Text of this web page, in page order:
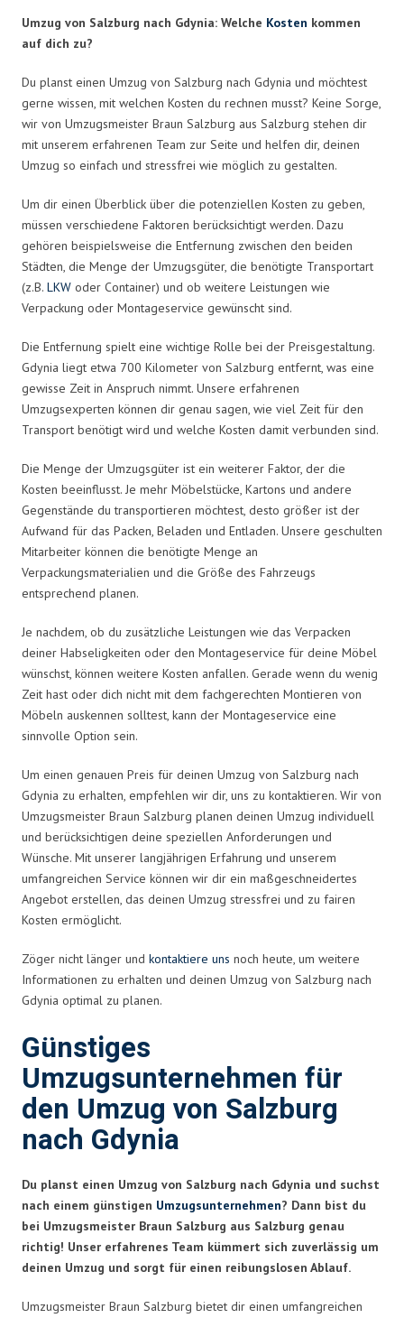
Umzug von Salzburg nach Gdynia: Welche Kosten kommen
auf dich zu?
Du planst einen Umzug von Salzburg nach Gdynia und möchtest
gerne wissen, mit welchen Kosten du rechnen musst? Keine Sorge,
wir von Umzugsmeister Braun Salzburg aus Salzburg stehen dir
mit unserem erfahrenen Team zur Seite und helfen dir, deinen
Umzug so einfach und stressfrei wie möglich zu gestalten.
Um dir einen Überblick über die potenziellen Kosten zu geben,
müssen verschiedene Faktoren berücksichtigt werden. Dazu
gehören beispielsweise die Entfernung zwischen den beiden
Städten, die Menge der Umzugsgüter, die benötigte Transportart
(z.B. LKW oder Container) und ob weitere Leistungen wie
Verpackung oder Montageservice gewünscht sind.
Die Entfernung spielt eine wichtige Rolle bei der Preisgestaltung.
Gdynia liegt etwa 700 Kilometer von Salzburg entfernt, was eine
gewisse Zeit in Anspruch nimmt. Unsere erfahrenen
Umzugsexperten können dir genau sagen, wie viel Zeit für den
Transport benötigt wird und welche Kosten damit verbunden sind.
Die Menge der Umzugsgüter ist ein weiterer Faktor, der die
Kosten beeinflusst. Je mehr Möbelstücke, Kartons und andere
Gegenstände du transportieren möchtest, desto größer ist der
Aufwand für das Packen, Beladen und Entladen. Unsere geschulten
Mitarbeiter können die benötigte Menge an
Verpackungsmaterialien und die Größe des Fahrzeugs
entsprechend planen.
Je nachdem, ob du zusätzliche Leistungen wie das Verpacken
deiner Habseligkeiten oder den Montageservice für deine Möbel
wünschst, können weitere Kosten anfallen. Gerade wenn du wenig
Zeit hast oder dich nicht mit dem fachgerechten Montieren von
Möbeln auskennen solltest, kann der Montageservice eine
sinnvolle Option sein.
Um einen genauen Preis für deinen Umzug von Salzburg nach
Gdynia zu erhalten, empfehlen wir dir, uns zu kontaktieren. Wir von
Umzugsmeister Braun Salzburg planen deinen Umzug individuell
und berücksichtigen deine speziellen Anforderungen und
Wünsche. Mit unserer langjährigen Erfahrung und unserem
umfangreichen Service können wir dir ein maßgeschneidertes
Angebot erstellen, das deinen Umzug stressfrei und zu fairen
Kosten ermöglicht.
Zöger nicht länger und kontaktiere uns noch heute, um weitere
Informationen zu erhalten und deinen Umzug von Salzburg nach
Gdynia optimal zu planen.
Günstiges
Umzugsunternehmen für
den Umzug von Salzburg
nach Gdynia
Du planst einen Umzug von Salzburg nach Gdynia und suchst
nach einem günstigen Umzugsunternehmen? Dann bist du
bei Umzugsmeister Braun Salzburg aus Salzburg genau
richtig! Unser erfahrenes Team kümmert sich zuverlässig um
deinen Umzug und sorgt für einen reibungslosen Ablauf.
Umzugsmeister Braun Salzburg bietet dir einen umfangreichen